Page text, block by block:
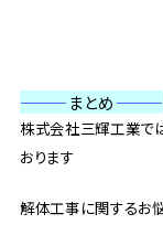
———まとめ———
株式会社三輝工業で
おります
解体工事に関するお